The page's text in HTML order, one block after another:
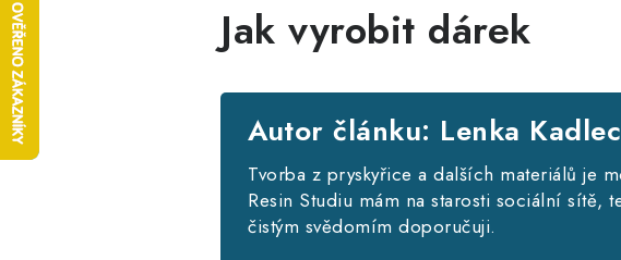
Jak vyrobit dárek
Autor článku: Lenka
Tvorba z pryskyřice a dalších materiálů je
Resin Studiu mám na starosti sociální sítě,
čistým svědomím doporučuji.